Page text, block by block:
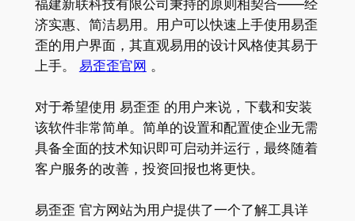
福建新联科技有限公司秉持的原则相契合——经
济实惠、简洁易用。用户可以快速上手使用易歪
歪的用户界面，其直观易用的设计风格使其易于
上手。 易歪歪官网 。
对于希望使用 易歪歪 的用户来说，下载和安装
该软件非常简单。简单的设置和配置使企业无需
具备全面的技术知识即可启动并运行，最终随着
客户服务的改善，投资回报也将更快。
易歪歪 官方网站为用户提供了一个了解工具详